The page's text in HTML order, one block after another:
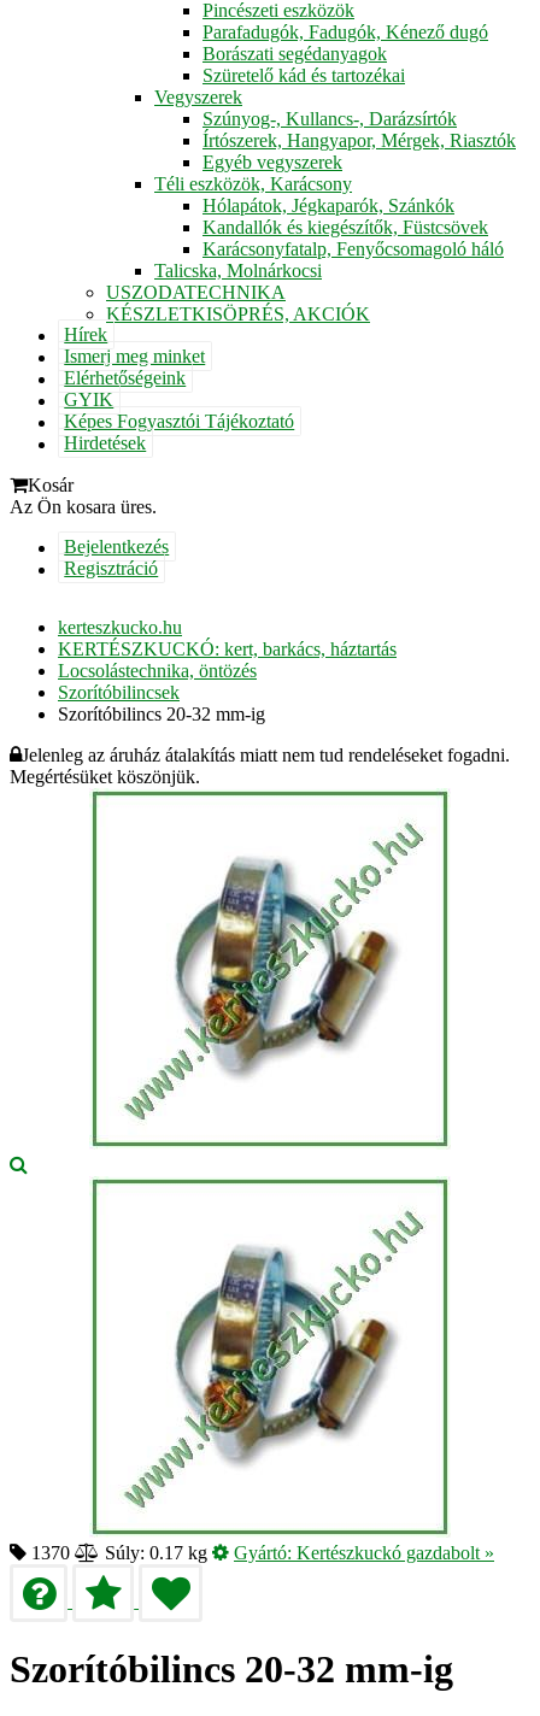
Pincészeti eszközök
Parafadugók, Fadugók, Kénező dugó
Borászati segédanyagok
Szüretelő kád és tartozékai
Vegyszerek
Szúnyog-, Kullancs-, Darázsírtók
Írtószerek, Hangyapor, Mérgek, Riasztók
Egyéb vegyszerek
Téli eszközök, Karácsony
Hólapátok, Jégkaparók, Szánkók
Kandallók és kiegészítők, Füstcsövek
Karácsonyfatalp, Fenyőcsomagoló háló
Talicska, Molnárkocsi
USZODATECHNIKA
KÉSZLETKISÖPRÉS, AKCIÓK
Hírek
Ismerj meg minket
Elérhetőségeink
GYIK
Képes Fogyasztói Tájékoztató
Hirdetések
Kosár
Az Ön kosara üres.
Bejelentkezés
Regisztráció
kerteszkucko.hu
KERTÉSZKUCKÓ: kert, barkács, háztartás
Locsolástechnika, öntözés
Szorítóbilincsek
Szorítóbilincs 20-32 mm-ig
Jelenleg az áruház átalakítás miatt nem tud rendeléseket fogadni.
Megértésüket köszönjük.
1370 Súly: 0.17 kg Gyártó: Kertészkuckó gazdabolt »
Szorítóbilincs 20-32 mm-ig